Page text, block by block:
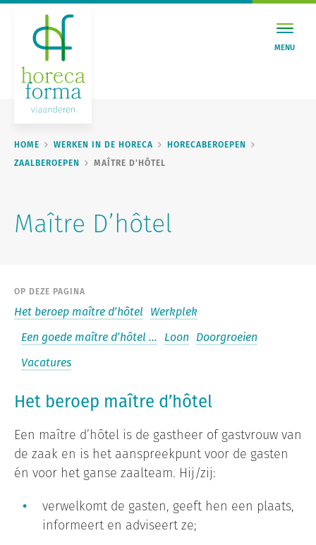
MENU
HOME WERKEN IN DE HORECA
HORECABEROEPEN
ZAALBEROEPEN
MAÎTRE D'HÔTEL
Maître D’hôtel
OP DEZE PAGINA
Het beroep maître d’hôtel Werkplek
Een goede maître d’hôtel … Loon Doorgroeien
Vacatures
Het beroep maître d’hôtel
Een maître d’hôtel is de gastheer of gastvrouw van
de zaak en is het aanspreekpunt voor de gasten
én voor het ganse zaalteam. Hij/zij:
verwelkomt de gasten, geeft hen een plaats,
informeert en adviseert ze;